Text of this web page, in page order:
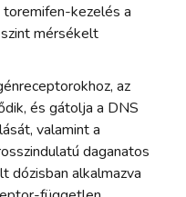
kezelés a
mérsékelt
az
és gátolja a DNS
valamint a
daganatos
dózisban alkalmazva